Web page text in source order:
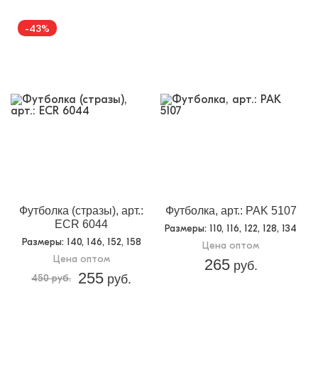
-43%
Футболка (стразы), арт.:
ECR 6044
Размеры: 140, 146, 152, 158
Цена оптом
450 руб.
255 руб.
Футболка, арт.: PAK 5107
Размеры: 110, 116, 122, 128, 134
Цена оптом
265руб.